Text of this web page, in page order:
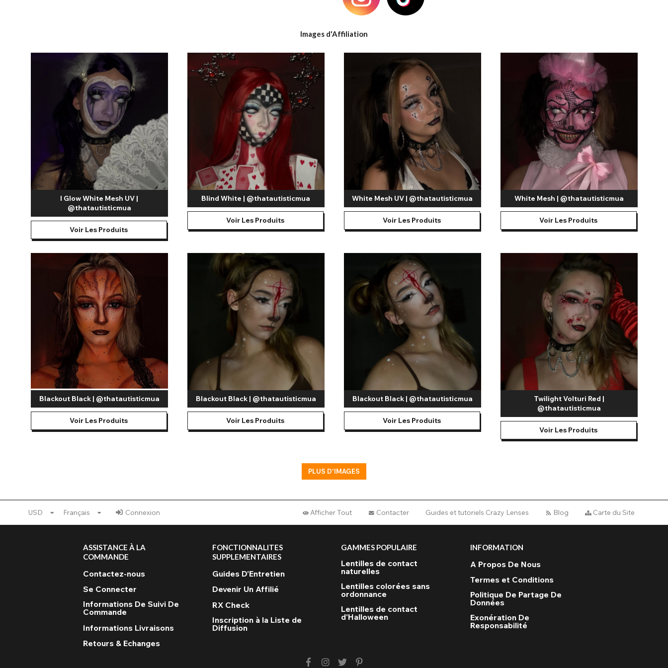
Voir tout
Images d'Affiliation
I Glow White Mesh UV |
@thatautisticmua
Voir Les Produits
Blind White | @thatautisticmua
Voir Les Produits
White Mesh UV | @thatautisticmua
Voir Les Produits
White Mesh | @thatautisticmua
Voir Les Produits
Blackout Black | @thatautisticmua
Voir Les Produits
Blackout Black | @thatautisticmua
Voir Les Produits
Blackout Black | @thatautisticmua
Voir Les Produits
Twilight Volturi Red |
@thatautisticmua
Voir Les Produits
PLUS D'IMAGES
USD Français Connexion Afficher Tout Contacter Guides et tutoriels Crazy Lenses Blog Carte du Site
ASSISTANCE À LA
COMMANDE
Contactez-nous
Se Connecter
Informations De Suivi De
Commande
Informations Livraisons
Retours & Echanges
FONCTIONNALITES
SUPPLEMENTAIRES
Guides D'Entretien
Devenir Un Affilié
RX Check
Inscription à la Liste de
Diffusion
GAMMES POPULAIRE
Lentilles de contact
naturelles
Lentilles colorées sans
ordonnance
Lentilles de contact
d'Halloween
INFORMATION
A Propos De Nous
Termes et Conditions
Politique De Partage De
Données
Exonération De
Responsabilité